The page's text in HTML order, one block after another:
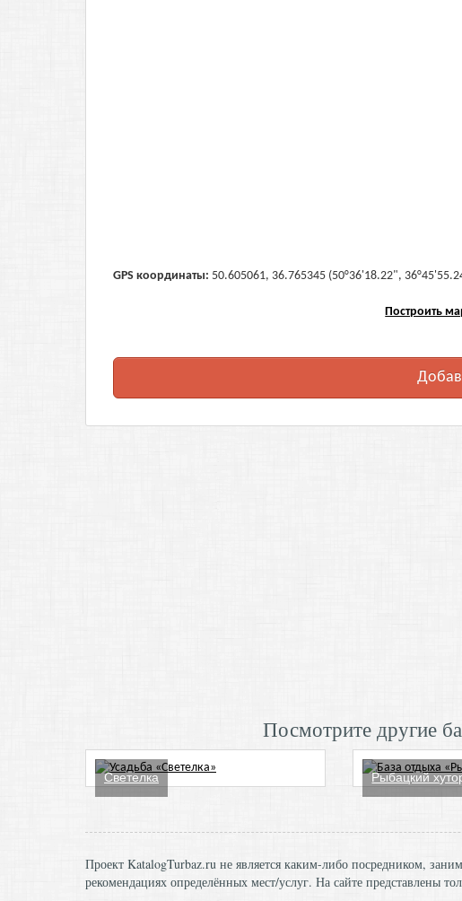
GPS координаты: 50.605061, 36.765345 (50°36'18.22",
Построить
Посмотрите другие
Светелка Рыбацкий
Проект KatalogTurbaz.ru не является каким-либо посредником,
рекомендациях определённых мест/услуг. На сайте представлены